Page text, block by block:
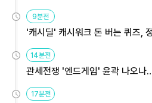
9분전
'캐시딜' 캐시워크 돈 버는 퀴즈,
14분전
관세전쟁 '엔드게임' 윤곽 나오나
17분전